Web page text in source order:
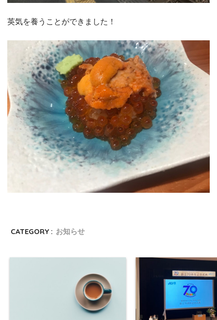
英気を養うことができました！
CATEGORY : お知らせ